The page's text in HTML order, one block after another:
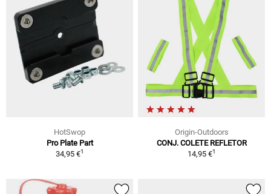
HotSwop
Pro Plate Part
34,95 €1
Origin-Outdoors
CONJ. COLETE REFLETOR
14,95 €1